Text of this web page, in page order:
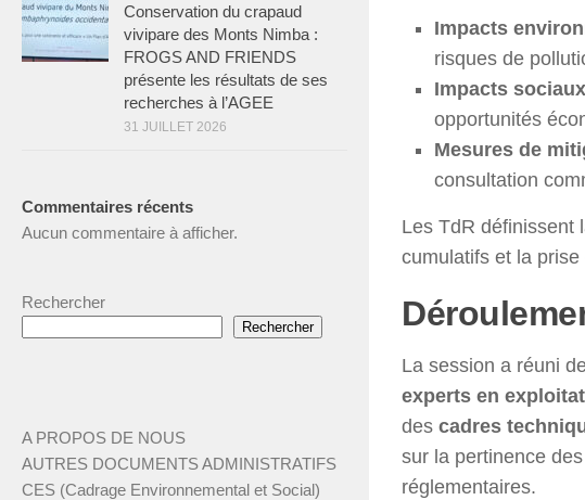
Impacts
risques de
Impacts sociaux
opportunités
Mesures de
consultation
Les TdR définissent
cumulatifs et la
La session a réuni
experts en
des cadres
sur la pertinence
réglementaires.
Conservation du crapaud
vivipare des Monts Nimba :
FROGS AND FRIENDS
présente les résultats de ses
recherches à l’AGEE
31 JUILLET 2026
Commentaires récents
Aucun commentaire à afficher.
Rechercher
Rechercher
A PROPOS DE NOUS
AUTRES DOCUMENTS ADMINISTRATIFS
CES (Cadrage Environnemental et Social)